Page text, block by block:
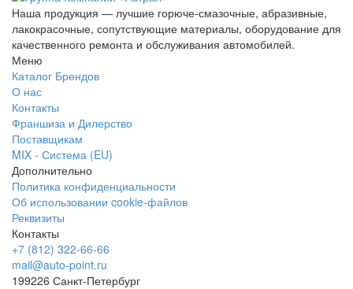
Наша продукция — лучшие горюче-смазочные, абразивные,
лакокрасочные, сопутствующие материалы, оборудование для
качественного ремонта и обслуживания автомобилей.
Меню
Каталог Брендов
О нас
Контакты
Франшиза и Дилерство
Поставщикам
MIX - Система (EU)
Дополнительно
Политика конфиденциальности
Об использовании cookie-файлов
Реквизиты
Контакты
+7 (812) 322-66-66
mail@auto-point.ru
199226 Санкт-Петербург